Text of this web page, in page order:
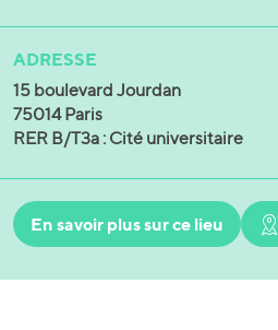
ADRESSE
15 boulevard Jourdan
75014 Paris
RER B/T3a : Cité universitaire
En savoir plus sur ce lieu